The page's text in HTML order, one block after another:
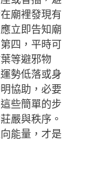
廟裡發現有
立即告知廟
四，平時可
等避邪物
勢低落或身
協助，必要
些簡單的步
嚴與秩序。
能量，才是